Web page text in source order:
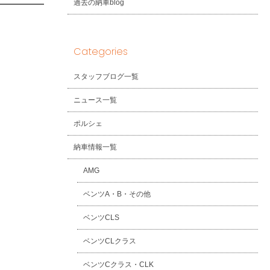
過去の納車blog
Categories
スタッフブログ一覧
ニュース一覧
ポルシェ
納車情報一覧
AMG
ベンツA・B・その他
ベンツCLS
ベンツCLクラス
ベンツCクラス・CLK